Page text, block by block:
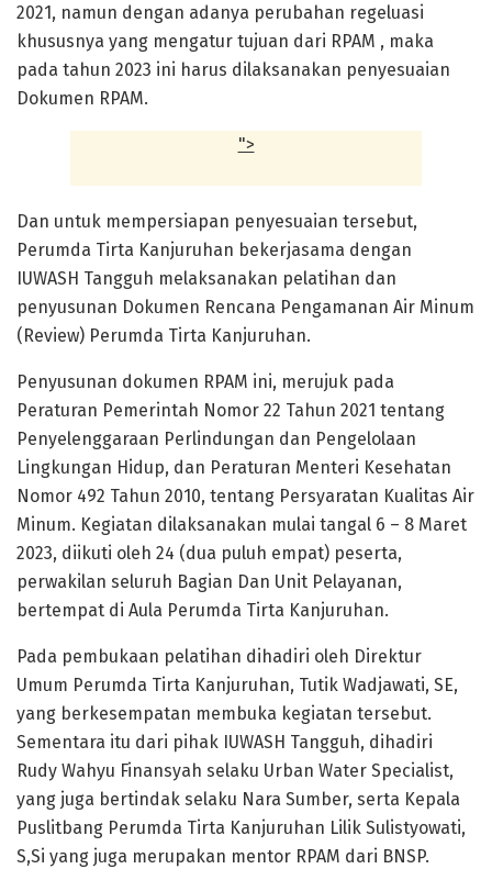
2021, namun dengan adanya perubahan regeluasi
khususnya yang mengatur tujuan dari RPAM , maka
pada tahun 2023 ini harus dilaksanakan penyesuaian
Dokumen RPAM.
">
Dan untuk mempersiapan penyesuaian tersebut,
Perumda Tirta Kanjuruhan bekerjasama dengan
IUWASH Tangguh melaksanakan pelatihan dan
penyusunan Dokumen Rencana Pengamanan Air Minum
(Review) Perumda Tirta Kanjuruhan.
Penyusunan dokumen RPAM ini, merujuk pada
Peraturan Pemerintah Nomor 22 Tahun 2021 tentang
Penyelenggaraan Perlindungan dan Pengelolaan
Lingkungan Hidup, dan Peraturan Menteri Kesehatan
Nomor 492 Tahun 2010, tentang Persyaratan Kualitas Air
Minum. Kegiatan dilaksanakan mulai tangal 6 – 8 Maret
2023, diikuti oleh 24 (dua puluh empat) peserta,
perwakilan seluruh Bagian Dan Unit Pelayanan,
bertempat di Aula Perumda Tirta Kanjuruhan.
Pada pembukaan pelatihan dihadiri oleh Direktur
Umum Perumda Tirta Kanjuruhan, Tutik Wadjawati, SE,
yang berkesempatan membuka kegiatan tersebut.
Sementara itu dari pihak IUWASH Tangguh, dihadiri
Rudy Wahyu Finansyah selaku Urban Water Specialist,
yang juga bertindak selaku Nara Sumber, serta Kepala
Puslitbang Perumda Tirta Kanjuruhan Lilik Sulistyowati,
S,Si yang juga merupakan mentor RPAM dari BNSP.